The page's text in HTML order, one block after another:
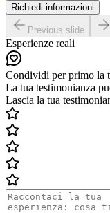
Richiedi informazioni
Previous slide
Esperienze reali
Condividi per primo la
La tua testimonianza
Lascia la tua